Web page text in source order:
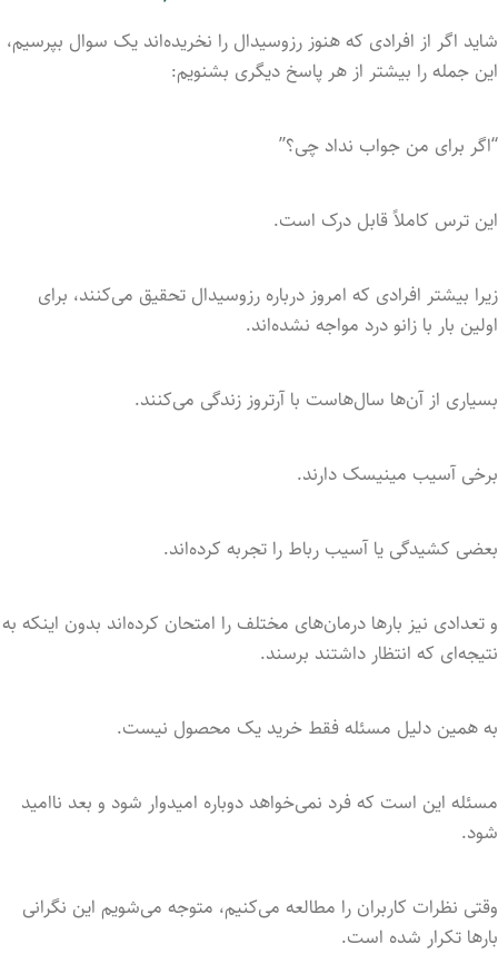
شاید اگر از افرادی که هنوز رزوسیدال را نخریده‌اند یک سوال بپرسیم،
این جمله را بیشتر از هر پاسخ دیگری بشنویم:
“اگر برای من جواب نداد چی؟”
این ترس کاملاً قابل درک است.
زیرا بیشتر افرادی که امروز درباره رزوسیدال تحقیق می‌کنند، برای
اولین بار با زانو درد مواجه نشده‌اند.
بسیاری از آن‌ها سال‌هاست با آرتروز زندگی می‌کنند.
برخی آسیب مینیسک دارند.
بعضی کشیدگی یا آسیب رباط را تجربه کرده‌اند.
و تعدادی نیز بارها درمان‌های مختلف را امتحان کرده‌اند بدون اینکه به
نتیجه‌ای که انتظار داشتند برسند.
به همین دلیل مسئله فقط خرید یک محصول نیست.
مسئله این است که فرد نمی‌خواهد دوباره امیدوار شود و بعد ناامید
شود.
وقتی نظرات کاربران را مطالعه می‌کنیم، متوجه می‌شویم این نگرانی
بارها تکرار شده است.